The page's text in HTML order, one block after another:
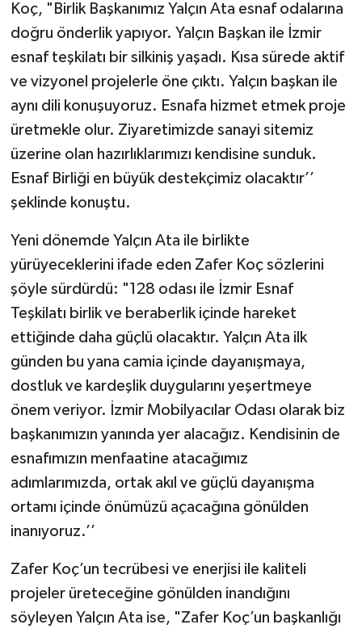
Koç, "Birlik Başkanımız Yalçın Ata esnaf odalarına
doğru önderlik yapıyor. Yalçın Başkan ile İzmir
esnaf teşkilatı bir silkiniş yaşadı. Kısa sürede aktif
ve vizyonel projelerle öne çıktı. Yalçın başkan ile
aynı dili konuşuyoruz. Esnafa hizmet etmek proje
üretmekle olur. Ziyaretimizde sanayi sitemiz
üzerine olan hazırlıklarımızı kendisine sunduk.
Esnaf Birliği en büyük destekçimiz olacaktır’’
şeklinde konuştu.
Yeni dönemde Yalçın Ata ile birlikte
yürüyeceklerini ifade eden Zafer Koç sözlerini
şöyle sürdürdü: "128 odası ile İzmir Esnaf
Teşkilatı birlik ve beraberlik içinde hareket
ettiğinde daha güçlü olacaktır. Yalçın Ata ilk
günden bu yana camia içinde dayanışmaya,
dostluk ve kardeşlik duygularını yeşertmeye
önem veriyor. İzmir Mobilyacılar Odası olarak biz
başkanımızın yanında yer alacağız. Kendisinin de
esnafımızın menfaatine atacağımız
adımlarımızda, ortak akıl ve güçlü dayanışma
ortamı içinde önümüzü açacağına gönülden
inanıyoruz.’’
Zafer Koç’un tecrübesi ve enerjisi ile kaliteli
projeler üreteceğine gönülden inandığını
söyleyen Yalçın Ata ise, "Zafer Koç’un başkanlığı